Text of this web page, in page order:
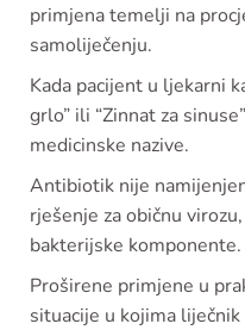
primjena temelji na
samoliječenju.
Kada pacijent u ljekarni
grlo” ili “Zinnat za
medicinske nazive.
Antibiotik nije
rješenje za običnu
bakterijske komponente.
Proširene primjene u
situacije u kojima